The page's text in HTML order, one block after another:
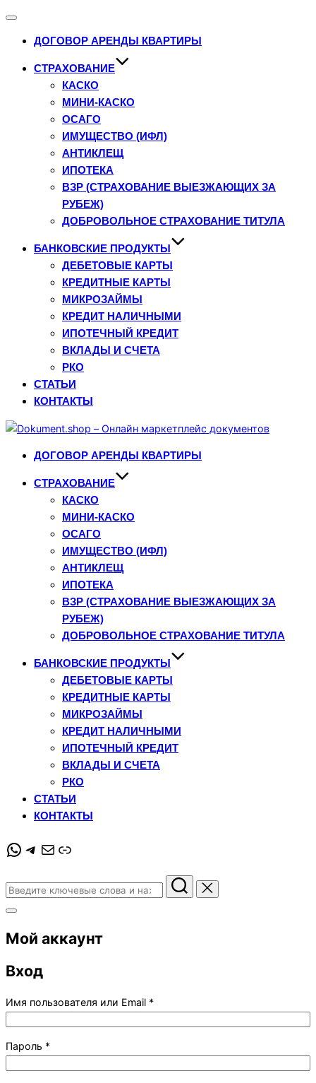
Переключатель
ДОГОВОР АРЕНДЫ КВАРТИРЫ
СТРАХОВАНИЕ
КАСКО
МИНИ-КАСКО
ОСАГО
ИМУЩЕСТВО (ИФЛ)
АНТИКЛЕЩ
ИПОТЕКА
ВЗР (СТРАХОВАНИЕ ВЫЕЗЖАЮЩИХ ЗА
РУБЕЖ)
ДОБРОВОЛЬНОЕ СТРАХОВАНИЕ ТИТУЛА
БАНКОВСКИЕ ПРОДУКТЫ
ДЕБЕТОВЫЕ КАРТЫ
КРЕДИТНЫЕ КАРТЫ
МИКРОЗАЙМЫ
КРЕДИТ НАЛИЧНЫМИ
ИПОТЕЧНЫЙ КРЕДИТ
ВКЛАДЫ И СЧЕТА
РКО
СТАТЬИ
КОНТАКТЫ
Перейти
содержимому
ДОГОВОР АРЕНДЫ КВАРТИРЫ
СТРАХОВАНИЕ
КАСКО
МИНИ-КАСКО
ОСАГО
ИМУЩЕСТВО (ИФЛ)
АНТИКЛЕЩ
ИПОТЕКА
ВЗР (СТРАХОВАНИЕ ВЫЕЗЖАЮЩИХ ЗА
РУБЕЖ)
ДОБРОВОЛЬНОЕ СТРАХОВАНИЕ ТИТУЛА
БАНКОВСКИЕ ПРОДУКТЫ
ДЕБЕТОВЫЕ КАРТЫ
КРЕДИТНЫЕ КАРТЫ
МИКРОЗАЙМЫ
КРЕДИТ НАЛИЧНЫМИ
ИПОТЕЧНЫЙ КРЕДИТ
ВКЛАДЫ И СЧЕТА
РКО
СТАТЬИ
КОНТАКТЫ
WhatsApp
Telegram
ПочтаСсылка
Поиск
по:
Переключить
панель
Мой аккаунт
Вход
Имя пользователя или Email *Обязательно
Пароль *Обязательно